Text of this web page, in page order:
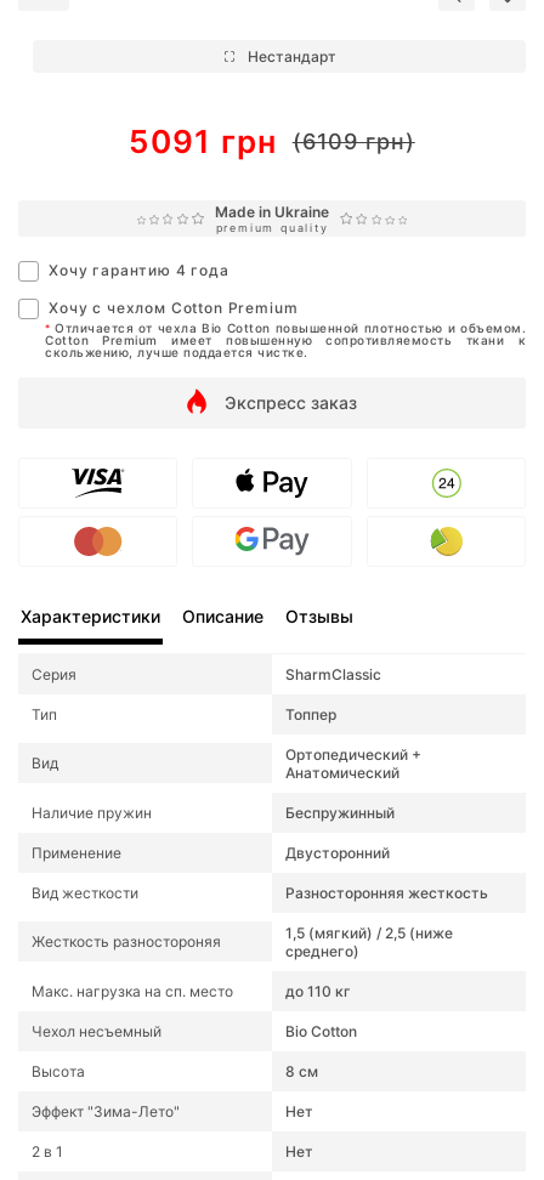
Нестандарт
5091 грн (6109 грн)
Made in Ukraine
premium quality
Хочу гарантию 4 года
Хочу с чехлом Cotton Premium
* Отличается от чехла Bio Cotton повышенной плотностью и объемом.
Cotton Premium имеет повышенную сопротивляемость ткани к
скольжению, лучше поддается чистке.
Экспресс заказ
Характеристики Описание Отзывы
Серия SharmClassic
Тип Топпер
Вид
Ортопедический +
Анатомический
Наличие пружин Беспружинный
Применение Двусторонний
Вид жесткости Разносторонняя жесткость
Жесткость разностороняя
1,5 (мягкий) / 2,5 (ниже
среднего)
Макс. нагрузка на сп. место до 110 кг
Чехол несъемный Bio Cotton
Высота 8 см
Эффект "Зима-Лето" Нет
2 в 1 Нет